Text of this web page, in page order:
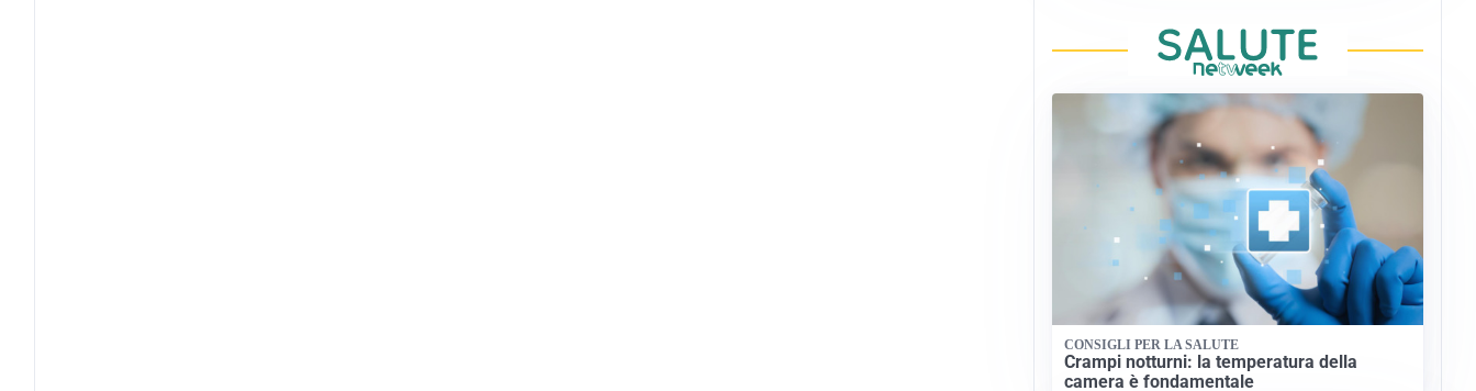
CONSIGLI PER LA SALUTE
Crampi notturni: la temperatura della
camera è fondamentale